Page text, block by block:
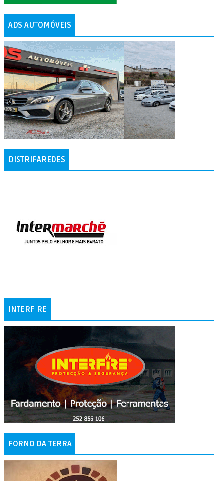
ADS AUTOMÓVEIS
DISTRIPAREDES
INTERFIRE
FORNO DA TERRA